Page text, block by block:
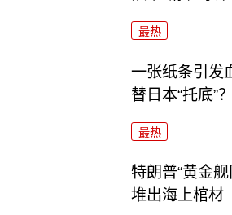
最热
一张纸条引发
替日本“托底”？
最热
特朗普“黄金
堆出海上棺材